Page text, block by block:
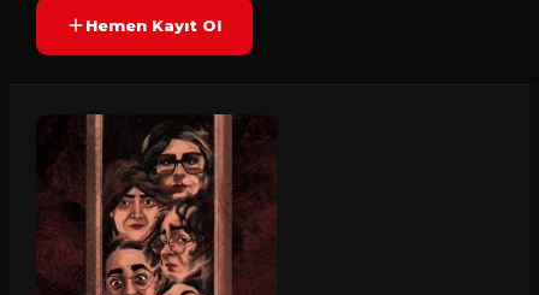
Hemen Kayıt Ol